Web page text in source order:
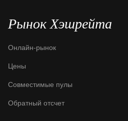
Рынок Хэшрейта
Онлайн-рынок
Цены
Совместимые пулы
Обратный отсчет